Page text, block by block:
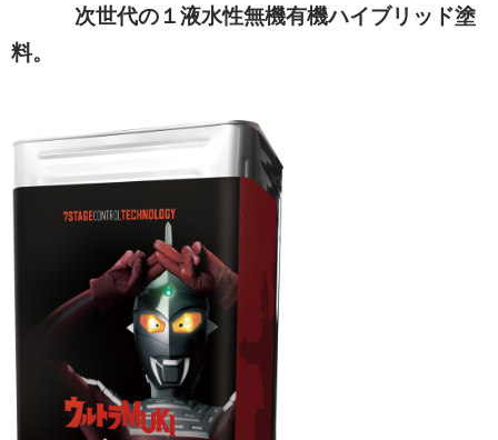
次世代の１液水性無機有機ハイブリッド塗
料。